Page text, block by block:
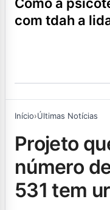
com tdah a
Início ›Últimas Notícias
projeto que aumenta
número